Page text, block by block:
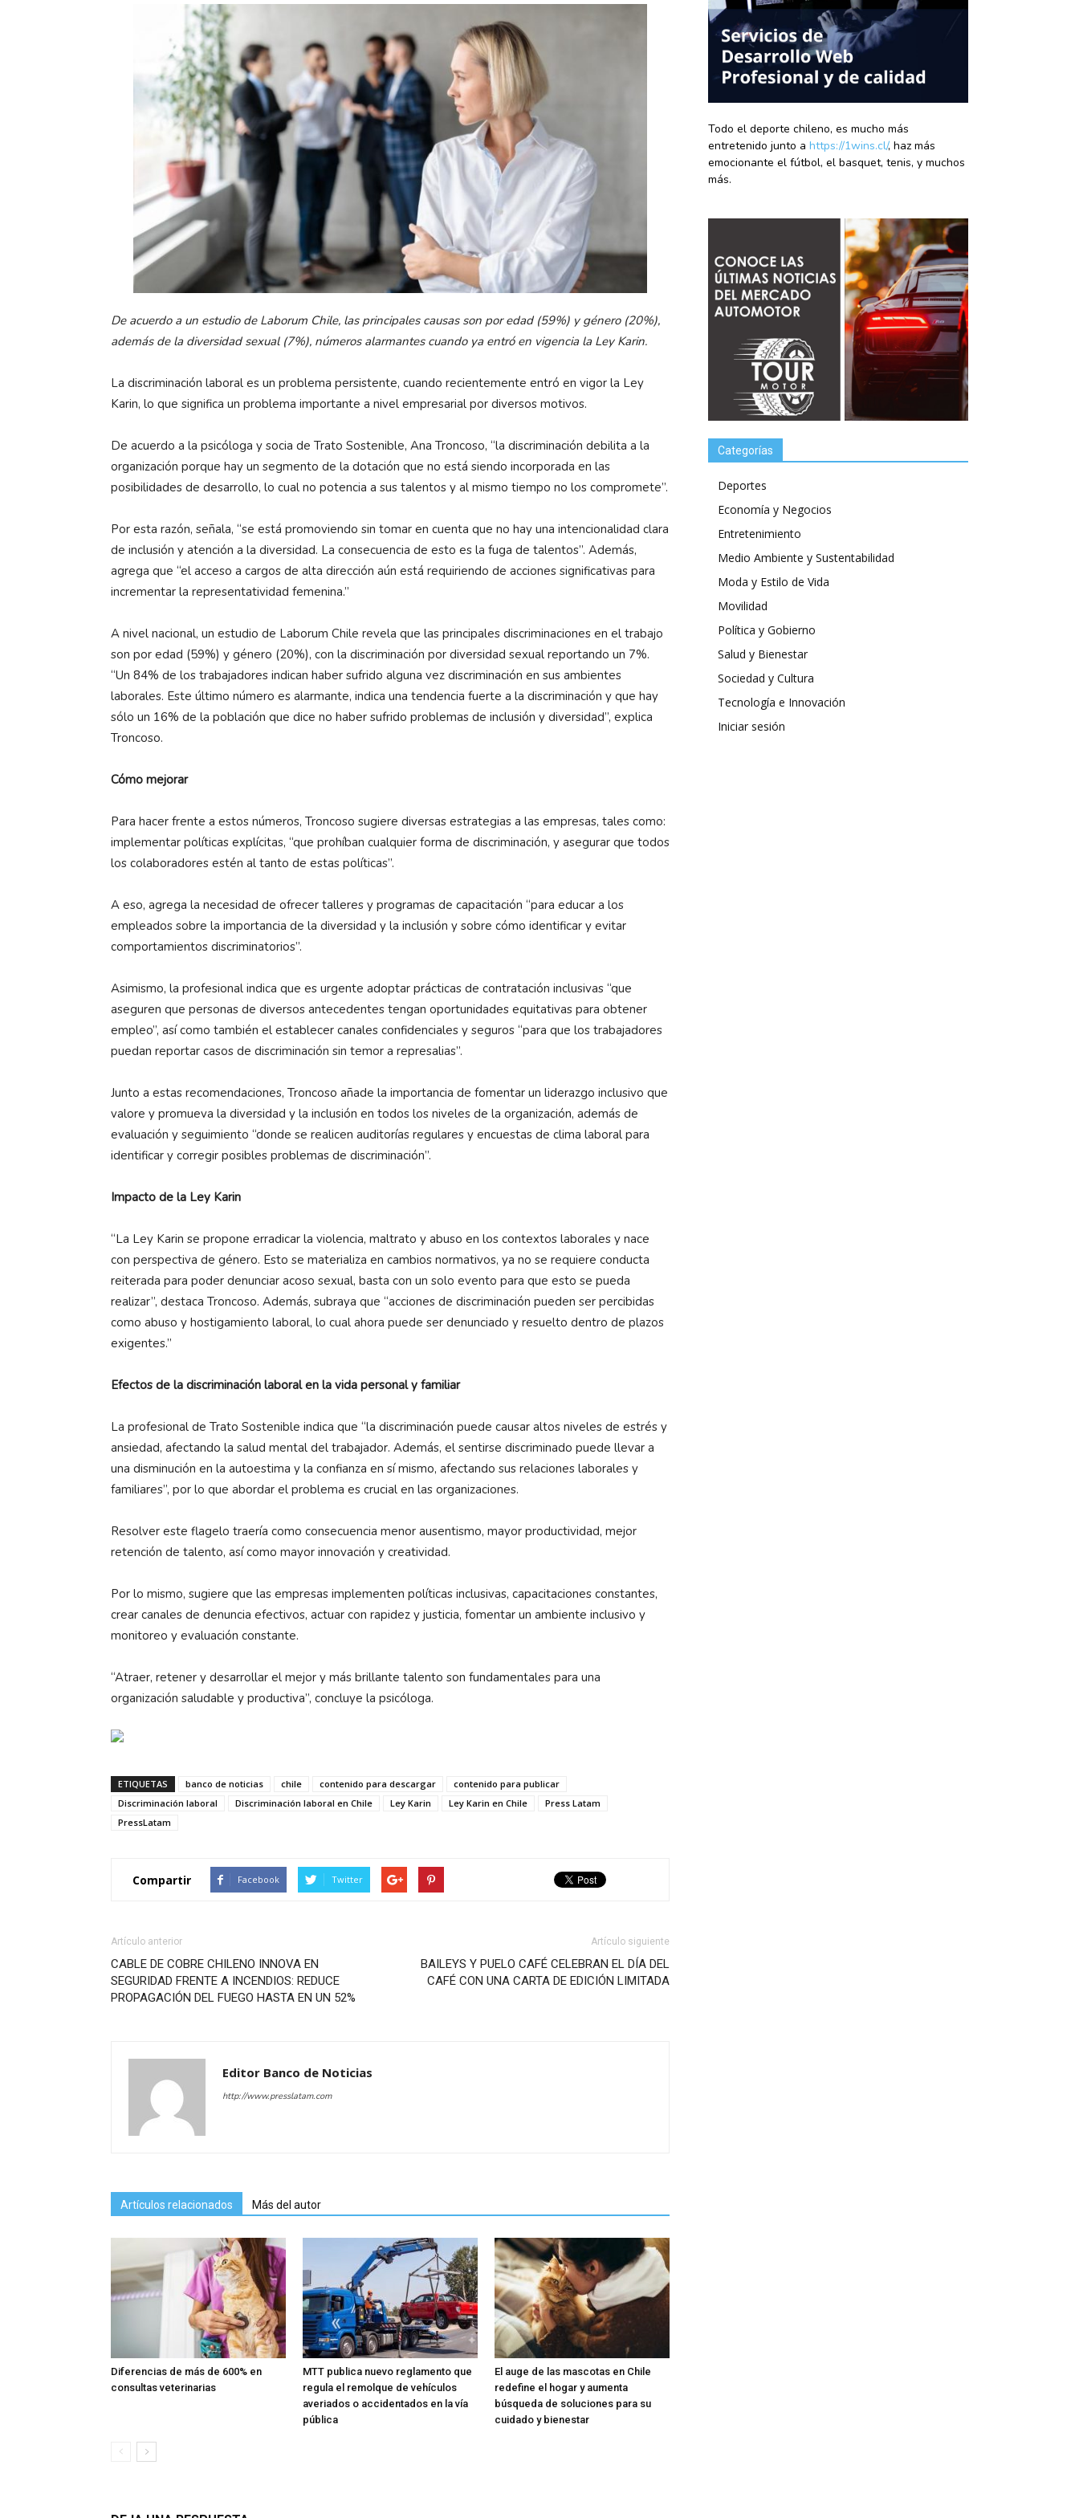
De acuerdo a un estudio de Laborum Chile, las principales causas son por edad (59%) y género (20%),
además de la diversidad sexual (7%), números alarmantes cuando ya entró en vigencia la Ley Karin.
La discriminación laboral es un problema persistente, cuando recientemente entró en vigor la Ley
Karin, lo que significa un problema importante a nivel empresarial por diversos motivos.
De acuerdo a la psicóloga y socia de Trato Sostenible, Ana Troncoso, “la discriminación debilita a la
organización porque hay un segmento de la dotación que no está siendo incorporada en las
posibilidades de desarrollo, lo cual no potencia a sus talentos y al mismo tiempo no los compromete”.
Por esta razón, señala, “se está promoviendo sin tomar en cuenta que no hay una intencionalidad clara
de inclusión y atención a la diversidad. La consecuencia de esto es la fuga de talentos”. Además,
agrega que “el acceso a cargos de alta dirección aún está requiriendo de acciones significativas para
incrementar la representatividad femenina.”
A nivel nacional, un estudio de Laborum Chile revela que las principales discriminaciones en el trabajo
son por edad (59%) y género (20%), con la discriminación por diversidad sexual reportando un 7%.
“Un 84% de los trabajadores indican haber sufrido alguna vez discriminación en sus ambientes
laborales. Este último número es alarmante, indica una tendencia fuerte a la discriminación y que hay
sólo un 16% de la población que dice no haber sufrido problemas de inclusión y diversidad”, explica
Troncoso.
Cómo mejorar
Para hacer frente a estos números, Troncoso sugiere diversas estrategias a las empresas, tales como:
implementar políticas explícitas, “que prohíban cualquier forma de discriminación, y asegurar que todos
los colaboradores estén al tanto de estas políticas”.
A eso, agrega la necesidad de ofrecer talleres y programas de capacitación “para educar a los
empleados sobre la importancia de la diversidad y la inclusión y sobre cómo identificar y evitar
comportamientos discriminatorios”.
Asimismo, la profesional indica que es urgente adoptar prácticas de contratación inclusivas “que
aseguren que personas de diversos antecedentes tengan oportunidades equitativas para obtener
empleo”, así como también el establecer canales confidenciales y seguros “para que los trabajadores
puedan reportar casos de discriminación sin temor a represalias”.
Junto a estas recomendaciones, Troncoso añade la importancia de fomentar un liderazgo inclusivo que
valore y promueva la diversidad y la inclusión en todos los niveles de la organización, además de
evaluación y seguimiento “donde se realicen auditorías regulares y encuestas de clima laboral para
identificar y corregir posibles problemas de discriminación”.
Impacto de la Ley Karin
“La Ley Karin se propone erradicar la violencia, maltrato y abuso en los contextos laborales y nace
con perspectiva de género. Esto se materializa en cambios normativos, ya no se requiere conducta
reiterada para poder denunciar acoso sexual, basta con un solo evento para que esto se pueda
realizar”, destaca Troncoso. Además, subraya que “acciones de discriminación pueden ser percibidas
como abuso y hostigamiento laboral, lo cual ahora puede ser denunciado y resuelto dentro de plazos
exigentes.”
Efectos de la discriminación laboral en la vida personal y familiar
La profesional de Trato Sostenible indica que “la discriminación puede causar altos niveles de estrés y
ansiedad, afectando la salud mental del trabajador. Además, el sentirse discriminado puede llevar a
una disminución en la autoestima y la confianza en sí mismo, afectando sus relaciones laborales y
familiares”, por lo que abordar el problema es crucial en las organizaciones.
Resolver este flagelo traería como consecuencia menor ausentismo, mayor productividad, mejor
retención de talento, así como mayor innovación y creatividad.
Por lo mismo, sugiere que las empresas implementen políticas inclusivas, capacitaciones constantes,
crear canales de denuncia efectivos, actuar con rapidez y justicia, fomentar un ambiente inclusivo y
monitoreo y evaluación constante.
“Atraer, retener y desarrollar el mejor y más brillante talento son fundamentales para una
organización saludable y productiva”, concluye la psicóloga.
ETIQUETAS banco de noticias chile contenido para descargar
contenido para publicar
Discriminación laboral
Discriminación laboral en Chile Ley Karin Ley Karin en Chile
Press Latam
PressLatam
Compartir Facebook Twitter
Artículo anterior
CABLE DE COBRE CHILENO INNOVA EN
SEGURIDAD FRENTE A INCENDIOS: REDUCE
PROPAGACIÓN DEL FUEGO HASTA EN UN 52%
Artículo siguiente
BAILEYS Y PUELO CAFÉ CELEBRAN EL DÍA DEL
CAFÉ CON UNA CARTA DE EDICIÓN LIMITADA
Editor Banco de Noticias
http://www.presslatam.com
Artículos relacionados Más del autor
Diferencias de más de 600% en
consultas veterinarias
MTT publica nuevo reglamento que
regula el remolque de vehículos
averiados o accidentados en la vía
pública
El auge de las mascotas en Chile
redefine el hogar y aumenta
búsqueda de soluciones para su
cuidado y bienestar
Todo el deporte chileno, es mucho más
entretenido junto a https://1wins.cl/, haz más
emocionante el fútbol, el basquet, tenis, y muchos
más.
Categorías
Deportes
Economía y Negocios
Entretenimiento
Medio Ambiente y Sustentabilidad
Moda y Estilo de Vida
Movilidad
Política y Gobierno
Salud y Bienestar
Sociedad y Cultura
Tecnología e Innovación
Iniciar sesión